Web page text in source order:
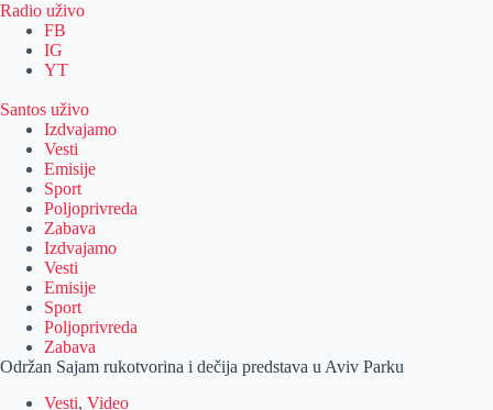
Radio uživo
FB
IG
YT
Santos uživo
Izdvajamo
Vesti
Emisije
Sport
Poljoprivreda
Zabava
Izdvajamo
Vesti
Emisije
Sport
Poljoprivreda
Zabava
Održan Sajam rukotvorina i dečija predstava u Aviv Parku
Vesti, Video